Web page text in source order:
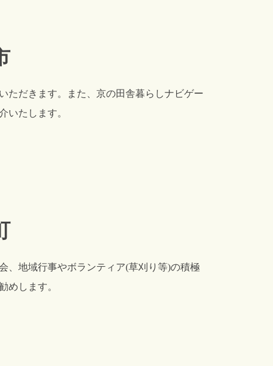
ただきます。また、京の田舎暮らしナビゲー
いたします。
、地域行事やボランティア(草刈り等)の積極
めします。